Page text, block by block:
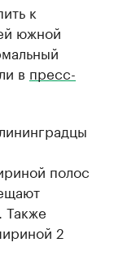
к
южной
в пресс-
полос
Также
2